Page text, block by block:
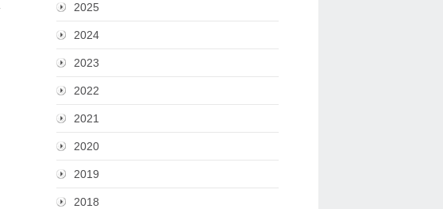
2025
2024
2023
2022
2021
2020
2019
2018